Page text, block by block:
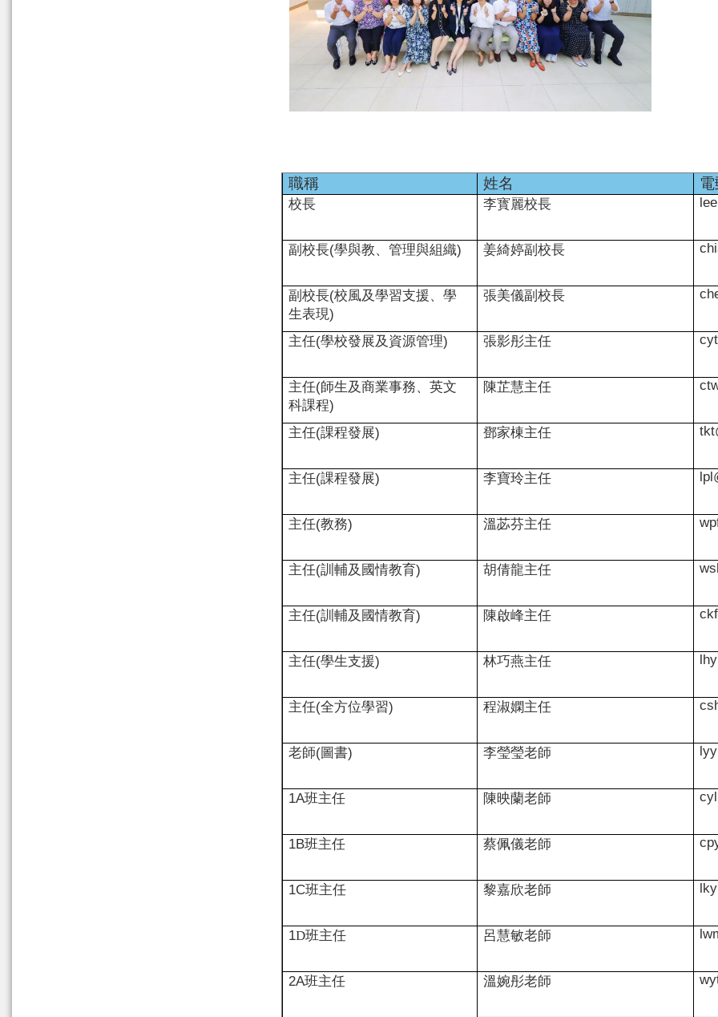
職稱 姓名
校長 李寳麗校長
副校長(學與教、管理與組織) 姜綺婷副校長
副校長(校風及學習支援、學
生表現)
張美儀副校長
主任(學校發展及資源管理) 張影彤主任
主任(師生及商業事務、英文
科課程)
陳芷慧主任
主任(課程發展) 鄧家棟主任
主任(課程發展) 李寶玲主任
主任(教務) 溫苾芬主任
主任(訓輔及國情教育) 胡倩龍主任
主任(訓輔及國情教育) 陳啟峰主任
主任(學生支援) 林巧燕主任
主任(全方位學習) 程淑嫻主任
老師(圖書) 李瑩瑩老師
1A班主任 陳映蘭老師
1B班主任 蔡佩儀老師
1C班主任 黎嘉欣老師
1D班主任 呂慧敏老師
2A班主任 溫婉彤老師